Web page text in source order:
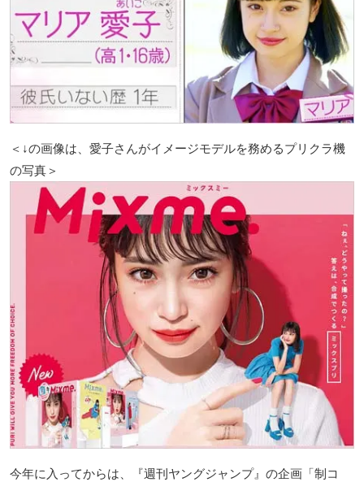
＜↓の画像は、愛子さんがイメージモデルを務めるプリクラ機
の写真＞
今年に入ってからは、『週刊ヤングジャンプ』の企画「制コ